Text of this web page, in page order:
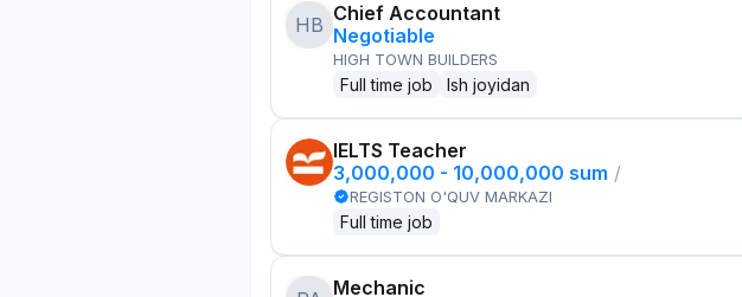
HB Chief Accountant
Negotiable
HIGH TOWN BUILDERS
Full time job Ish joyidan
IELTS Teacher
3,000,000 - 10,000,000 sum /
REGISTON O'QUV MARKAZI
Full time job
Mechanic